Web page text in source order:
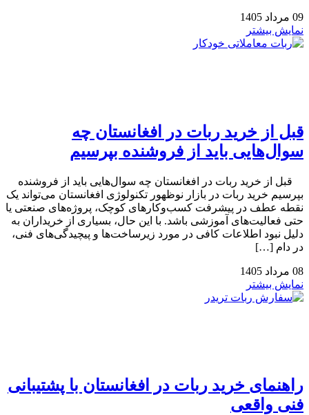
09 مرداد 1405
نمایش بیشتر
قبل از خرید ربات در افغانستان چه
سوال‌هایی باید از فروشنده بپرسیم
قبل از خرید ربات در افغانستان چه سوال‌هایی باید از فروشنده
بپرسیم خرید ربات در بازار نوظهور تکنولوژی افغانستان می‌تواند یک
نقطه عطف در پیشرفت کسب‌وکارهای کوچک، پروژه‌های صنعتی یا
حتی فعالیت‌های آموزشی باشد. با این حال، بسیاری از خریداران به
دلیل نبود اطلاعات کافی در مورد زیرساخت‌ها و پیچیدگی‌های فنی،
در دام […]
08 مرداد 1405
نمایش بیشتر
راهنمای خرید ربات در افغانستان با پشتیبانی
فنی واقعی